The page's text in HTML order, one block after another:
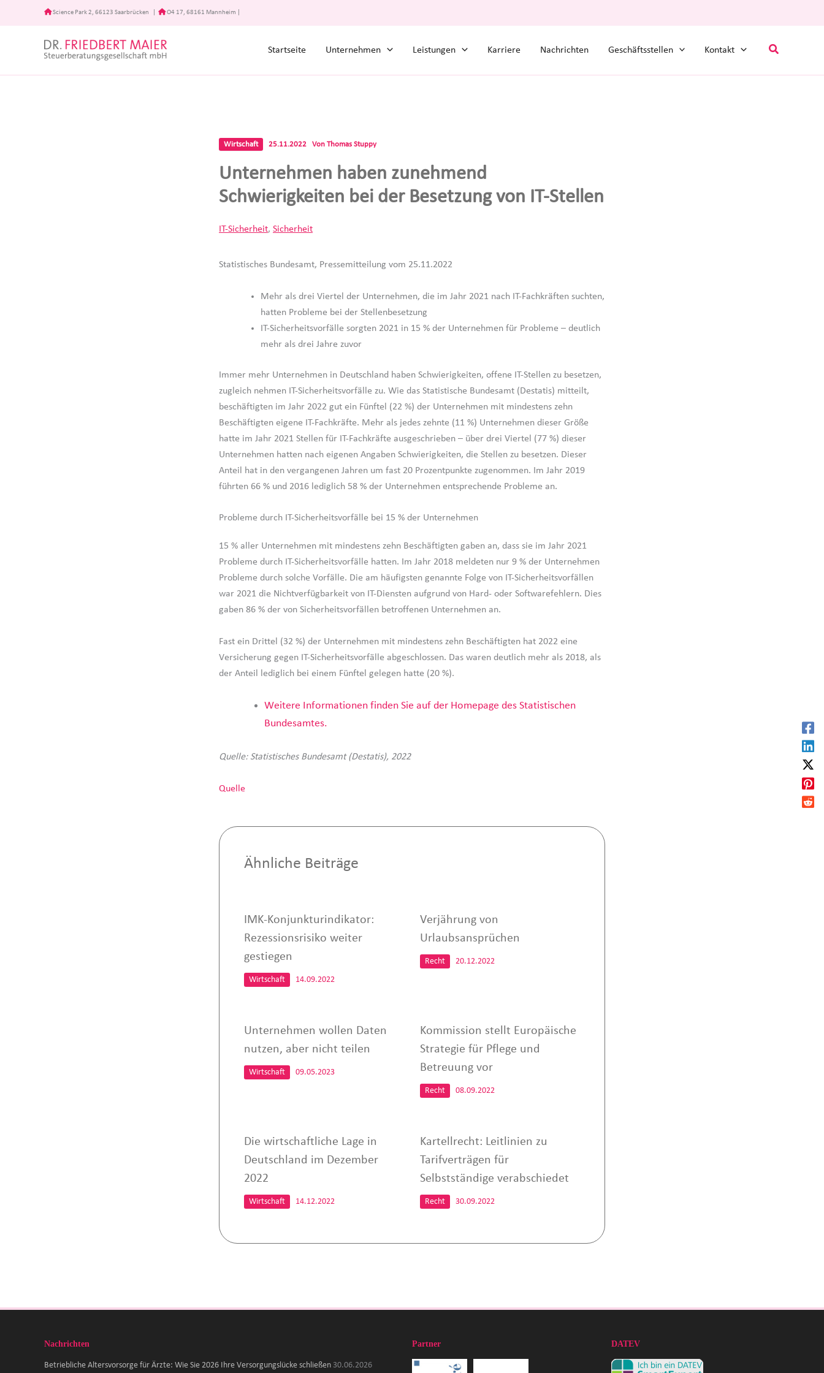
Science Park 2, 66123 Saarbrücken O4 17, 68161 Mannheim
Startseite Unternehmen Leistungen Karriere Nachrichten Geschäftsstellen Kontakt Suchen
Wirtschaft 25.11.2022 Von Thomas Stuppy
Unternehmen haben zunehmend
Schwierigkeiten bei der Besetzung von IT-Stellen
IT-Sicherheit, Sicherheit
Statistisches Bundesamt, Pressemitteilung vom 25.11.2022
Mehr als drei Viertel der Unternehmen, die im Jahr 2021 nach IT-Fachkräften suchten,
hatten Probleme bei der Stellenbesetzung
IT-Sicherheitsvorfälle sorgten 2021 in 15 % der Unternehmen für Probleme – deutlich
mehr als drei Jahre zuvor
Immer mehr Unternehmen in Deutschland haben Schwierigkeiten, offene IT-Stellen zu besetzen,
zugleich nehmen IT-Sicherheitsvorfälle zu. Wie das Statistische Bundesamt (Destatis) mitteilt,
beschäftigten im Jahr 2022 gut ein Fünftel (22 %) der Unternehmen mit mindestens zehn
Beschäftigten eigene IT-Fachkräfte. Mehr als jedes zehnte (11 %) Unternehmen dieser Größe
hatte im Jahr 2021 Stellen für IT-Fachkräfte ausgeschrieben – über drei Viertel (77 %) dieser
Unternehmen hatten nach eigenen Angaben Schwierigkeiten, die Stellen zu besetzen. Dieser
Anteil hat in den vergangenen Jahren um fast 20 Prozentpunkte zugenommen. Im Jahr 2019
führten 66 % und 2016 lediglich 58 % der Unternehmen entsprechende Probleme an.
Probleme durch IT-Sicherheitsvorfälle bei 15 % der Unternehmen
15 % aller Unternehmen mit mindestens zehn Beschäftigten gaben an, dass sie im Jahr 2021
Probleme durch IT-Sicherheitsvorfälle hatten. Im Jahr 2018 meldeten nur 9 % der Unternehmen
Probleme durch solche Vorfälle. Die am häufigsten genannte Folge von IT-Sicherheitsvorfällen
war 2021 die Nichtverfügbarkeit von IT-Diensten aufgrund von Hard- oder Softwarefehlern. Dies
gaben 86 % der von Sicherheitsvorfällen betroffenen Unternehmen an.
Fast ein Drittel (32 %) der Unternehmen mit mindestens zehn Beschäftigten hat 2022 eine
Versicherung gegen IT-Sicherheitsvorfälle abgeschlossen. Das waren deutlich mehr als 2018, als
der Anteil lediglich bei einem Fünftel gelegen hatte (20 %).
Weitere Informationen finden Sie auf der Homepage des Statistischen
Bundesamtes.
Quelle: Statistisches Bundesamt (Destatis), 2022
Quelle
Ähnliche Beiträge
IMK-Konjunkturindikator:
Rezessionsrisiko weiter
gestiegen
Wirtschaft 14.09.2022
Verjährung von
Urlaubsansprüchen
Recht 20.12.2022
Unternehmen wollen Daten
nutzen, aber nicht teilen
Wirtschaft 09.05.2023
Kommission stellt Europäische
Strategie für Pflege und
Betreuung vor
Recht 08.09.2022
Die wirtschaftliche Lage in
Deutschland im Dezember
2022
Wirtschaft 14.12.2022
Kartellrecht: Leitlinien zu
Tarifverträgen für
Selbstständige verabschiedet
Recht 30.09.2022
Nachrichten
Betriebliche Altersvorsorge für Ärzte: Wie Sie 2026 Ihre Versorgungslücke schließen 30.06.2026
Partner DATEV